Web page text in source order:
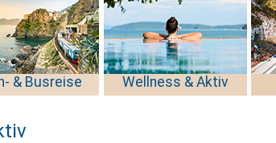
& Busreise Wellness & Aktiv